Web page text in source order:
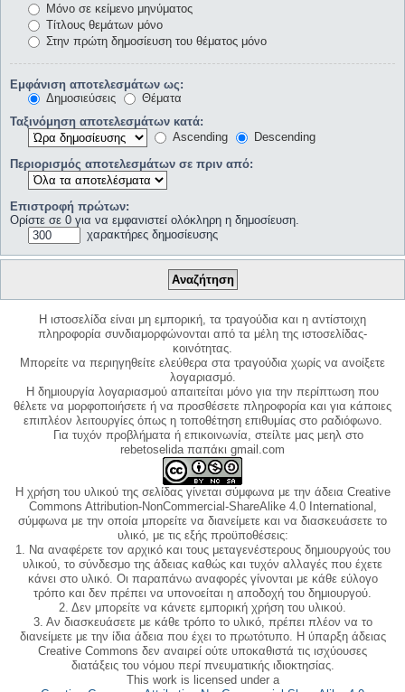
Μόνο σε κείμενο μηνύματος
Τίτλους θεμάτων μόνο
Στην πρώτη δημοσίευση του θέματος μόνο
Εμφάνιση αποτελεσμάτων ως:
Δημοσιεύσεις
Θέματα
Ταξινόμηση αποτελεσμάτων κατά:
Ascending
Descending
Περιορισμός αποτελεσμάτων σε πριν από:
Επιστροφή πρώτων:
Ορίστε σε 0 για να εμφανιστεί ολόκληρη η δημοσίευση.
χαρακτήρες δημοσίευσης
Η ιστοσελίδα είναι μη εμπορική, τα τραγούδια και η αντίστοιχη
πληροφορία συνδιαμορφώνονται από τα μέλη της ιστοσελίδας-
κοινότητας.
Μπορείτε να περιηγηθείτε ελεύθερα στα τραγούδια χωρίς να ανοίξετε
λογαριασμό.
Η δημιουργία λογαριασμού απαιτείται μόνο για την περίπτωση που
θέλετε να μορφοποιήσετε ή να προσθέσετε πληροφορία και για κάποιες
επιπλέον λειτουργίες όπως η τοποθέτηση επιθυμίας στο ραδιόφωνο.
Για τυχόν προβλήματα ή επικοινωνία, στείλτε μας μεηλ στο
rebetoselida παπάκι gmail.com
Η χρήση του υλικού της σελίδας γίνεται σύμφωνα με την άδεια Creative
Commons Attribution-NonCommercial-ShareAlike 4.0 International,
σύμφωνα με την οποία μπορείτε να διανείμετε και να διασκευάσετε το
υλικό, με τις εξής προϋποθέσεις:
1. Να αναφέρετε τον αρχικό και τους μεταγενέστερους δημιουργούς του
υλικού, το σύνδεσμο της άδειας καθώς και τυχόν αλλαγές που έχετε
κάνει στο υλικό. Οι παραπάνω αναφορές γίνονται με κάθε εύλογο
τρόπο και δεν πρέπει να υπονοείται η αποδοχή του δημιουργού.
2. Δεν μπορείτε να κάνετε εμπορική χρήση του υλικού.
3. Αν διασκευάσετε με κάθε τρόπο το υλικό, πρέπει πλέον να το
διανείμετε με την ίδια άδεια που έχει το πρωτότυπο. Η ύπαρξη άδειας
Creative Commons δεν αναιρεί ούτε υποκαθιστά τις ισχύουσες
διατάξεις του νόμου περί πνευματικής ιδιοκτησίας.
This work is licensed under a